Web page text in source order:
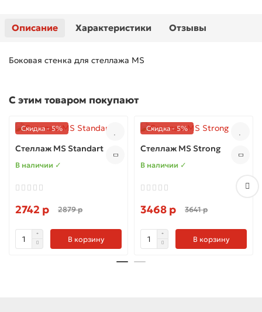
Описание Характеристики Отзывы
Боковая стенка для стеллажа MS
С этим товаром покупают
Скидка - 5%
Стеллаж MS Standart
В наличии ✓
2742 р 2879 р
В корзину
Скидка - 5%
Стеллаж MS Strong
В наличии ✓
3468 р 3641 р
В корзину